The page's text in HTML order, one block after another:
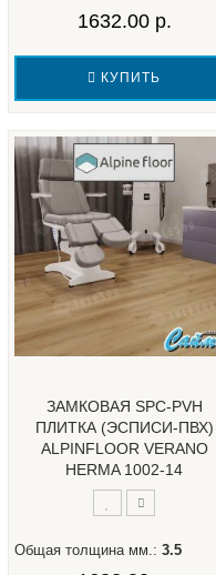
1632.00 р.
КУПИТЬ
ЗАМКОВАЯ SPC-PVH
ПЛИТКА (ЭСПИСИ-ПВХ)
ALPINFLOOR VERANO
HERMA 1002-14
Общая толщина мм.: 3.5